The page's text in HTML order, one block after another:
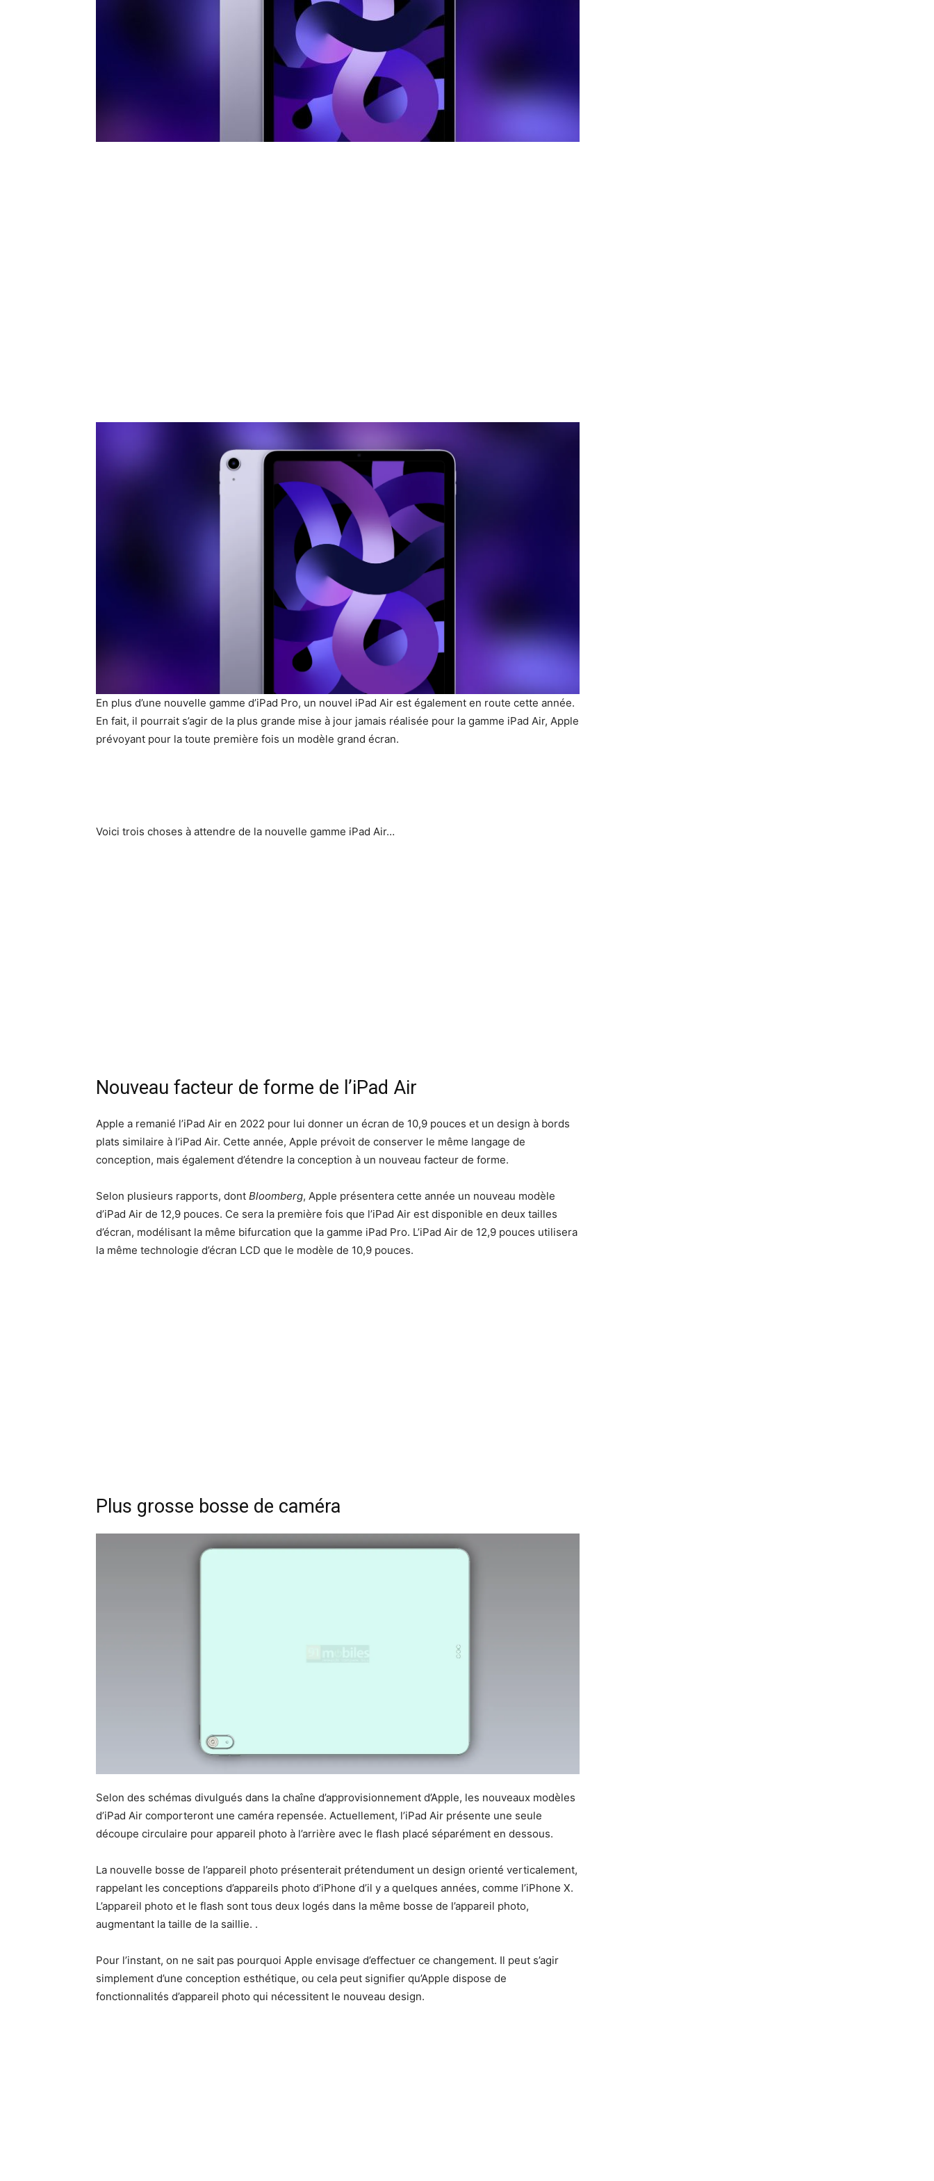
En plus d’une nouvelle gamme d’iPad Pro, un nouvel iPad Air est également en route cette année.
En fait, il pourrait s’agir de la plus grande mise à jour jamais réalisée pour la gamme iPad Air, Apple
prévoyant pour la toute première fois un modèle grand écran.
Voici trois choses à attendre de la nouvelle gamme iPad Air…
Nouveau facteur de forme de l’iPad Air
Apple a remanié l’iPad Air en 2022 pour lui donner un écran de 10,9 pouces et un design à bords
plats similaire à l’iPad Air. Cette année, Apple prévoit de conserver le même langage de
conception, mais également d’étendre la conception à un nouveau facteur de forme.
Selon plusieurs rapports, dont Bloomberg, Apple présentera cette année un nouveau modèle
d’iPad Air de 12,9 pouces. Ce sera la première fois que l’iPad Air est disponible en deux tailles
d’écran, modélisant la même bifurcation que la gamme iPad Pro. L’iPad Air de 12,9 pouces utilisera
la même technologie d’écran LCD que le modèle de 10,9 pouces.
Plus grosse bosse de caméra
Selon des schémas divulgués dans la chaîne d’approvisionnement d’Apple, les nouveaux modèles
d’iPad Air comporteront une caméra repensée. Actuellement, l’iPad Air présente une seule
découpe circulaire pour appareil photo à l’arrière avec le flash placé séparément en dessous.
La nouvelle bosse de l’appareil photo présenterait prétendument un design orienté verticalement,
rappelant les conceptions d’appareils photo d’iPhone d’il y a quelques années, comme l’iPhone X.
L’appareil photo et le flash sont tous deux logés dans la même bosse de l’appareil photo,
augmentant la taille de la saillie. .
Pour l’instant, on ne sait pas pourquoi Apple envisage d’effectuer ce changement. Il peut s’agir
simplement d’une conception esthétique, ou cela peut signifier qu’Apple dispose de
fonctionnalités d’appareil photo qui nécessitent le nouveau design.